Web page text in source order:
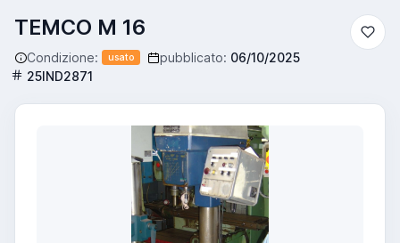
TEMCO M 16
Condizione: usato pubblicato: 06/10/2025
25IND2871